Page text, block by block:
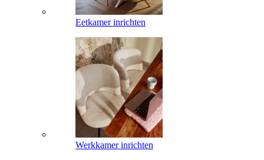
Eetkamer inrichten
Werkkamer inrichten